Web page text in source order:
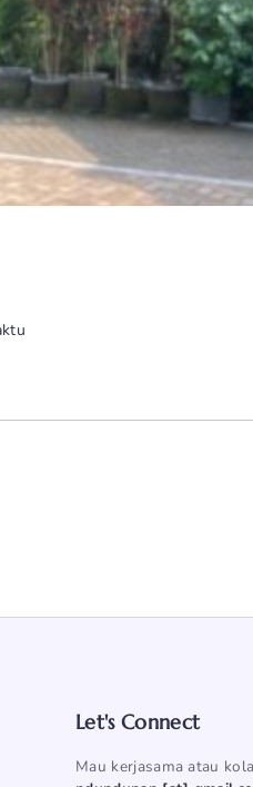
Let's Connect
Mau kerjasama atau